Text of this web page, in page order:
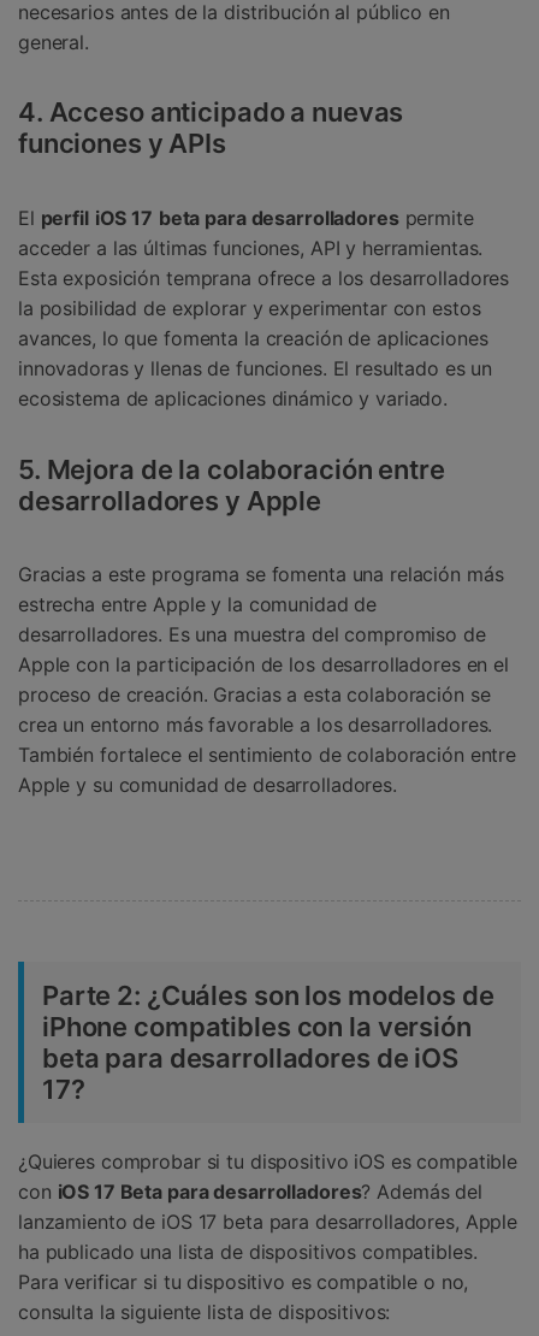
necesarios antes de la distribución al público en
general.
4. Acceso anticipado a nuevas
funciones y APIs
El perfil iOS 17 beta para desarrolladores permite
acceder a las últimas funciones, API y herramientas.󠀲󠀡󠀡󠀦󠀤󠀠󠀢󠀣󠀡󠀳󠀰
Esta exposición temprana ofrece a los desarrolladores
la posibilidad de explorar y experimentar con estos
avances, lo que fomenta la creación de aplicaciones
innovadoras y llenas de funciones. El resultado es un
ecosistema de aplicaciones dinámico y variado.
5. Mejora de la colaboración entre
desarrolladores y Apple
Gracias a este programa se fomenta una relación más
estrecha entre Apple y la comunidad de
desarrolladores. Es una muestra del compromiso de
Apple con la participación de los desarrolladores en el
proceso de creación. Gracias a esta colaboración se
crea un entorno más favorable a los desarrolladores.
También fortalece el sentimiento de colaboración entre
Apple y su comunidad de desarrolladores.
Parte 2: ¿Cuáles son los modelos de
iPhone compatibles con la versión
beta para desarrolladores de iOS
17?
¿Quieres comprobar si tu dispositivo iOS es compatible
con iOS 17 Beta para desarrolladores? Además del
lanzamiento de iOS 17 beta para desarrolladores, Apple
ha publicado una lista de dispositivos compatibles.
Para verificar si tu dispositivo es compatible o no,
consulta la siguiente lista de dispositivos: